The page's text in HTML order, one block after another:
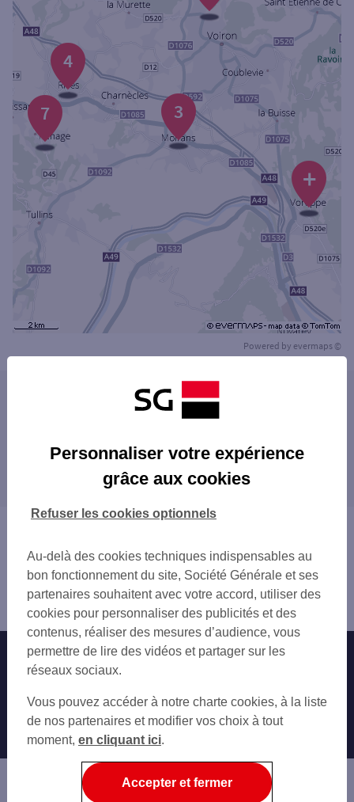
Rechercher
7
+
4
3
Powered by evermaps ©
Les distributeurs/automates dans les villes à
SAINT-ÉGRÈVE
GRENOBLE
Les distributeurs/automates dans les
départements limitrophes
05 HAUTES-ALPES
26 DRÔME
42 LOIRE
69 RHÔNE
73 SAVOIE
Isère
Nos engagements Nous contacter
Autres sites SG
Professionnels
Entreprises
Associations
Personnaliser votre expérience
grâce aux cookies
Au-delà des cookies techniques indispensables au
bon fonctionnement du site, Société Générale et ses
partenaires souhaitent avec votre accord, utiliser des
cookies pour personnaliser des publicités et des
contenus, réaliser des mesures d’audience, vous
permettre de lire des vidéos et partager sur les
réseaux sociaux.
Vous pouvez accéder à notre charte cookies, à la liste
de nos partenaires et modifier vos choix à tout
moment, en cliquant ici.
Refuser les cookies optionnels
Accepter et fermer